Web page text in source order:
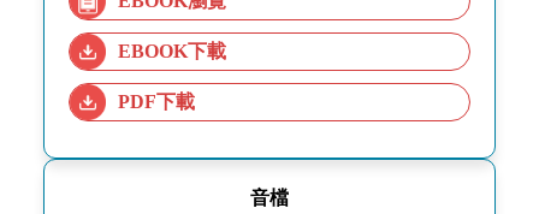
EBOOK下載
PDF下載
音檔